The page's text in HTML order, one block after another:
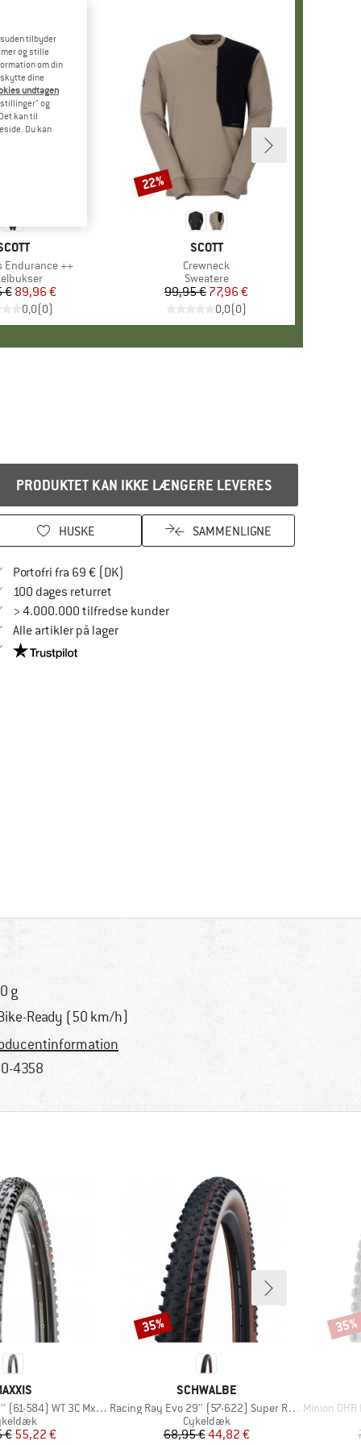
Endurance ++
Pris
€ Nedsat pris
89,96 €
0,0(0)
MÆRKE
SCOTT
Artikel
Crewneck
Produktgruppe
Sweatere
Pris
99,95 €Nedsat pris
77,96 €
0,0(0)
Rabat
22%
PRODUKTET KAN IKKE LÆNGERE LEVERES
HUSKE SAMMENLIGNE
Portofri fra 69 € (DK)
100 dages returretGå til returretten her Åbnes i en infoboks
> 4.000.000 tilfredse kunder
Alle artikler på lager
Vi er Trustpilot-certificeret - oplysningerne får du
g
Ready (50 km/h)
4358
WT 3C MxGrip DD TR
Pris
€Nedsat pris
55,22 €
MÆRKE
SCHWALBE
Artikel
Racing Ray Evo 29'' (57-622) Super Race FB TLE
Produktgruppe
Cykeldæk
Pris
68,95 €Nedsat pris
44,82 €
Rabat
35%
Artikel
Minion DHR II
Rabat
35%
tilbyder
og stille
om din
dine
undtagen
og
kan til
Du kan